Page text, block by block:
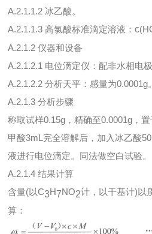
A.2.1.1.2 冰乙酸。
A.2.1.1.3 高氯酸标准滴定溶液：c
A.2.1.2 仪器和设备
A.2.1.2.1 电位滴定仪：配非水相电极
A.2.1.2.2 分析天平：感量为0.0001g。
A.2.1.3 分析步骤
称取试样0.15g，精确至0.0001g，
甲酸3mL完全溶解后，加入冰乙酸
液进行电位滴定。同法做空白试验。
A.2.1.4 结果计算
含量(以C3H7NO2计，以干基计)以
算：